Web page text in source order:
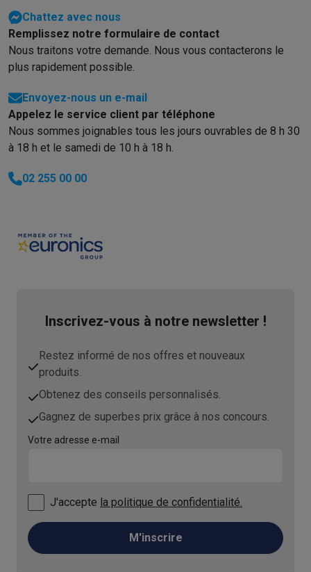
Chattez avec nous
Remplissez notre formulaire de contact
Nous traitons votre demande. Nous vous contacterons le
plus rapidement possible.
Envoyez-nous un e-mail
Appelez le service client par téléphone
Nous sommes joignables tous les jours ouvrables de 8 h 30
à 18 h et le samedi de 10 h à 18 h.
02 255 00 00
Inscrivez-vous à notre newsletter !
Restez informé de nos offres et nouveaux
produits.
Obtenez des conseils personnalisés.
Gagnez de superbes prix grâce à nos concours.
Votre adresse e-mail
J'accepte la politique de confidentialité.
M'inscrire